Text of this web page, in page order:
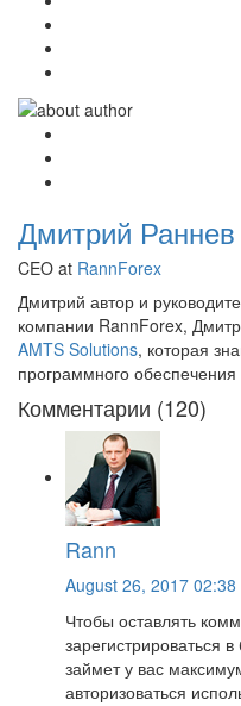
Дмитрий Раннев
CEO at RannForex
Дмитрий автор и
компании RannForex,
AMTS Solutions, которая
программного
Комментарии (120)
Rann
August 26, 2017 02:38
Чтобы оставлять
зарегистрироваться
займет у вас
авторизоваться